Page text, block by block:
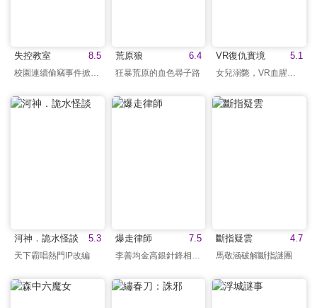
8.5
失控教室
校園連續偷竊事件掀風暴
6.4
荒原狼
狂暴荒原的血色尋子路
5.1
VR復仇實境
女兒溺斃，VR血腥復仇
5.3
河神．詭水怪談
天下霸唱熱門IP改編
7.5
爆走律師
李善均金高銀針鋒相對！
4.7
斷指疑雲
馬敬涵破解斷指謎團